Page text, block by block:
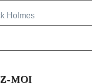
Holmes
MOI